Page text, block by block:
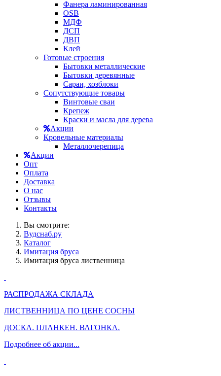
Фанера ламинированная
OSB
МДФ
ДСП
ДВП
Клей
Готовые строения
Бытовки металлические
Бытовки деревянные
Сараи, хозблоки
Сопутствующие товары
Винтовые сваи
Крепеж
Краски и масла для дерева
Акции
Кровельные материалы
Металлочерепица
Акции
Опт
Оплата
Доставка
О нас
Отзывы
Контакты
Вы смотрите:
Вудснаб.ру
Каталог
Имитация бруса
Имитация бруса лиственница
РАСПРОДАЖА СКЛАДА
ЛИСТВЕННИЦА ПО ЦЕНЕ СОСНЫ
ДОСКА. ПЛАНКЕН. ВАГОНКА.
Подробнее об акции...